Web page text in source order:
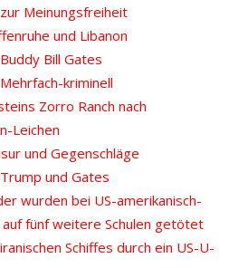
Meinungsfreiheit
und Libanon
Bill Gates
kriminell
Zorro Ranch nach
Leichen
und Gegenschläge
und Gates
wurden bei US-amerikanisch-
fünf weitere Schulen getötet
Schiffes durch ein US-U-